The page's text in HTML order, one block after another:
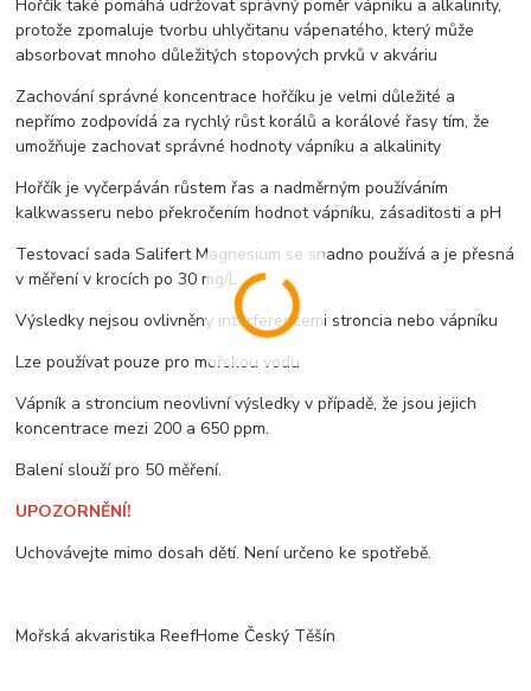
Hořčík také pomáhá udržovat správný poměr vápníku a alkalinity,
protože zpomaluje tvorbu uhlyčitanu vápenatého, který může
absorbovat mnoho důležitých stopových prvků v akváriu
Zachování správné koncentrace hořčíku je velmi důležité a
nepřímo zodpovídá za rychlý růst korálů a korálové řasy tím, že
umožňuje zachovat správné hodnoty vápníku a alkalinity
Hořčík je vyčerpáván růstem řas a nadměrným používáním
kalkwasseru nebo překročením hodnot vápníku, zásaditosti a pH
Testovací sada Salifert Magnesium se snadno používá a je přesná
v měření v krocích po 30 mg/L
Výsledky nejsou ovlivněny interferencemi stroncia nebo vápníku
Lze používat pouze pro mořskou vodu
Vápník a stroncium neovlivní výsledky v případě, že jsou jejich
koncentrace mezi 200 a 650 ppm.
Balení slouží pro 50 měření.
UPOZORNĚNÍ!
Uchovávejte mimo dosah dětí. Není určeno ke spotřebě.
Mořská akvaristika ReefHome Český Těšín